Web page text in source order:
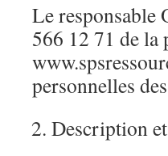
Le
566 12 71 de la
personnelles
Description